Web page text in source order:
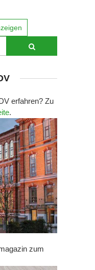
erfahren? Zu
.
zum